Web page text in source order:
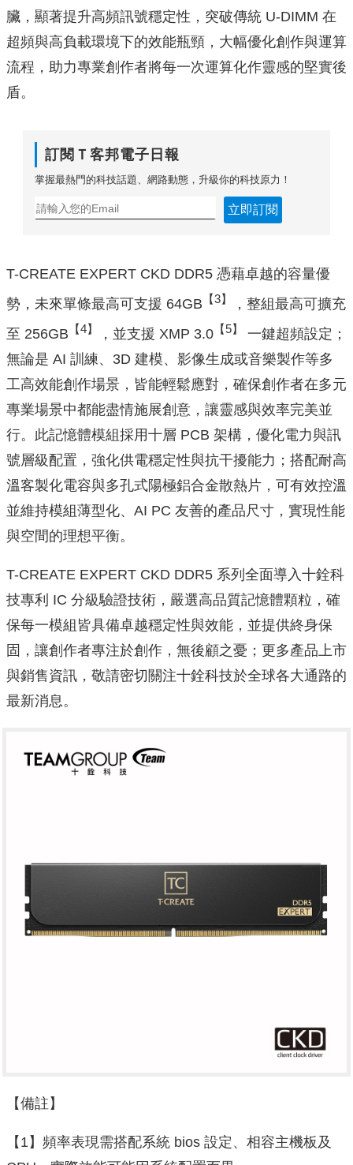
臟，顯著提升高頻訊號穩定性，突破傳統 U-DIMM 在
超頻與高負載環境下的效能瓶頸，大幅優化創作與運算
流程，助力專業創作者將每一次運算化作靈感的堅實後
盾。
訂閱Ｔ客邦電子日報
掌握最熱門的科技話題、網路動態，升級你的科技原力！
立即訂閱
T-CREATE EXPERT CKD DDR5 憑藉卓越的容量優
勢，未來單條最高可支援 64GB 【3】
，整組最高可擴充
至 256GB 【4】 ，並支援 XMP 3.0 【5】
一鍵超頻設定；
無論是 AI 訓練、3D 建模、影像生成或音樂製作等多
工高效能創作場景，皆能輕鬆應對，確保創作者在多元
專業場景中都能盡情施展創意，讓靈感與效率完美並
行。此記憶體模組採用十層 PCB 架構，優化電力與訊
號層級配置，強化供電穩定性與抗干擾能力；搭配耐高
溫客製化電容與多孔式陽極鋁合金散熱片，可有效控溫
並維持模組薄型化、AI PC 友善的產品尺寸，實現性能
與空間的理想平衡。
T-CREATE EXPERT CKD DDR5 系列全面導入十銓科
技專利 IC 分級驗證技術，嚴選高品質記憶體顆粒，確
保每一模組皆具備卓越穩定性與效能，並提供終身保
固，讓創作者專注於創作，無後顧之憂；更多產品上市
與銷售資訊，敬請密切關注十銓科技於全球各大通路的
最新消息。
【備註】
【1】頻率表現需搭配系統 bios 設定、相容主機板及